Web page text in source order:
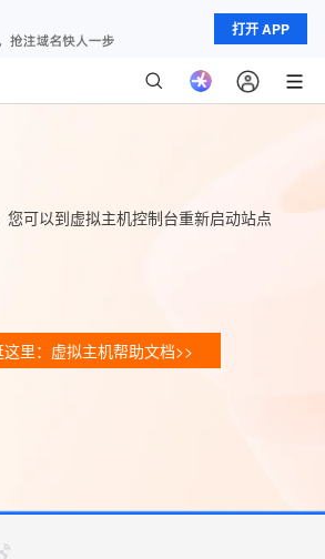
打开 APP
您可以到虚拟主机控制台重新启动站点
里：虚拟主机帮助文档>>